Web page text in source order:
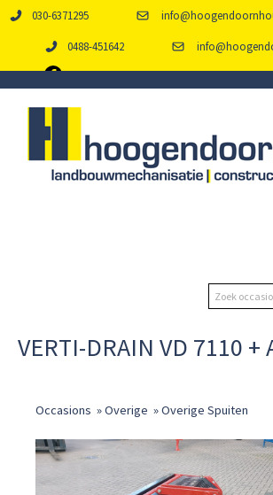
030-6371295
0488-451642
VERTI-DRAIN VD 7110 +
Occasions »Overige »Overige Spuiten